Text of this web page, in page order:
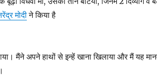
मोदीने किया है
मैंने अपने हाथों से इन्हें खाना खिलाया और मैं यह